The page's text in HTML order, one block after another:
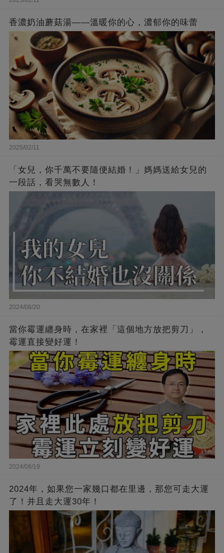
香濃奶油蘑菇湯——溫暖你的心，濃郁你的味蕾
2025/02/11
「女兒，你千萬不要隨便結婚！」媽媽送給女兒的
一段話，看哭無數人！
2024/08/20
當你霉運纏身時，在家裡「這個地方放把剪刀」，
霉運直接變好運！
2024/08/19
2024年，如果您一家幾口都在里邊，那您可走大運
了！并且走大運30年！